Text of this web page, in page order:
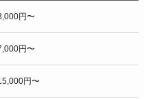
円〜
円〜
円〜